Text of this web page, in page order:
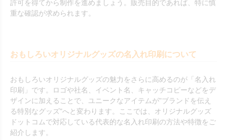
許可を得てから制作を進めましょう。販売目的であれば、特に慎
重な確認が求められます。
おもしろいオリジナルグッズの名入れ印刷について
おもしろいオリジナルグッズの魅力をさらに高めるのが「名入れ
印刷」です。ロゴや社名、イベント名、キャッチコピーなどをデ
ザインに加えることで、ユニークなアイテムが"ブランドを伝え
る特別なグッズ"へと変わります。ここでは、オリジナルグッズ
ドットコムで対応している代表的な名入れ印刷の方法や特徴をご
紹介します。